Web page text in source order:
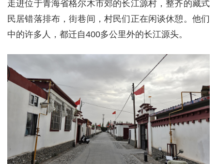
走进位于青海省格尔木市郊的长江源村，整齐的藏式
民居错落排布，街巷间，村民们正在闲谈休憩。他们
中的许多人，都迁自400多公里外的长江源头。